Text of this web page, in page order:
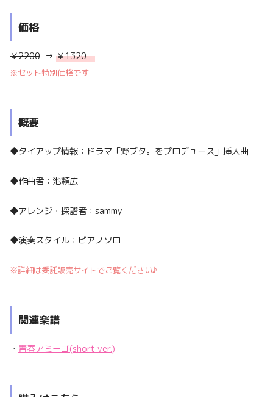
価格
￥2200 → ￥1320
※セット特別価格です
概要
◆タイアップ情報：ドラマ「野ブタ。をプロデュース」挿入曲
◆作曲者：池頼広
◆アレンジ・採譜者：sammy
◆演奏スタイル：ピアノソロ
※詳細は委託販売サイトでご覧ください♪
関連楽譜
・ 青春アミーゴ(short ver.)